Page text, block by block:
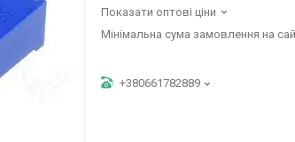
Показати оптові ціни
Мінімальна сума замовлення на
+380661782889